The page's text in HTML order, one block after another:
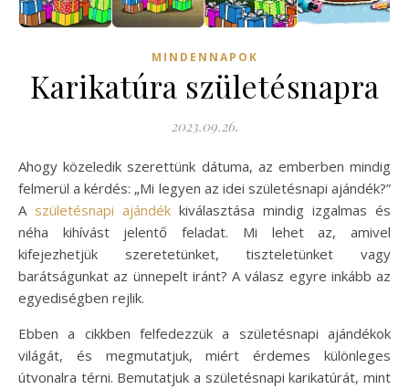
MINDENNAPOK
Karikatúra születésnapra
2023.09.26.
Ahogy közeledik szerettünk dátuma, az emberben mindig
felmerül a kérdés: „Mi legyen az idei születésnapi ajándék?”
A születésnapi ajándék kiválasztása mindig izgalmas és
néha kihívást jelentő feladat. Mi lehet az, amivel
kifejezhetjük szeretetünket, tiszteletünket vagy
barátságunkat az ünnepelt iránt? A válasz egyre inkább az
egyediségben rejlik.
Ebben a cikkben felfedezzük a születésnapi ajándékok
világát, és megmutatjuk, miért érdemes különleges
útvonalra térni. Bemutatjuk a születésnapi karikatúrát, mint